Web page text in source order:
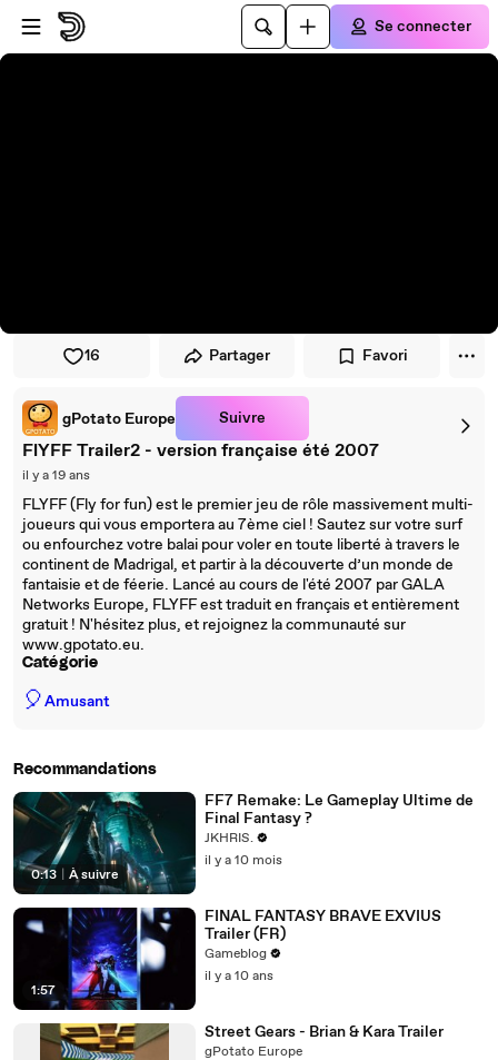
Passer au player
Passer au contenu principal
Se connecter
16 Partager Favori
gPotato Europe Suivre
FlYFF Trailer2 - version française été 2007
il y a 19 ans
FLYFF (Fly for fun) est le premier jeu de rôle massivement multi-
joueurs qui vous emportera au 7ème ciel ! Sautez sur votre surf
ou enfourchez votre balai pour voler en toute liberté à travers le
continent de Madrigal, et partir à la découverte d’un monde de
fantaisie et de féerie. Lancé au cours de l'été 2007 par GALA
Networks Europe, FLYFF est traduit en français et entièrement
gratuit ! N'hésitez plus, et rejoignez la communauté sur
www.gpotato.eu.
Catégorie
🎈Amusant
Recommandations
0:13 À suivre
FF7 Remake: Le Gameplay Ultime de
Final Fantasy ?
JKHRIS.
il y a 10 mois
1:57
FINAL FANTASY BRAVE EXVIUS
Trailer (FR)
Gameblog
il y a 10 ans
Street Gears - Brian & Kara Trailer
gPotato Europe